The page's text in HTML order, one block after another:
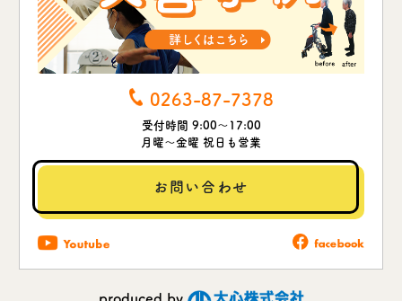
0263-87-7378
受付時間 9:00～17:00
月曜～金曜 祝日も営業
お問い合わせ
produced by